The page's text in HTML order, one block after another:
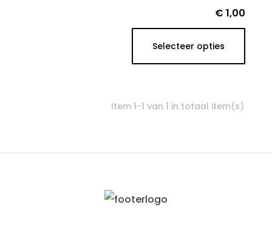
Prijs
€ 1,00
Selecteer opties
Item 1-1 van 1 in totaal item(s)